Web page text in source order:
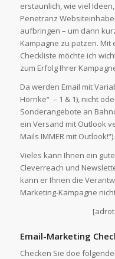
erstaunlich, wie viel
Penetranz
aufbringen – um dann
Kampagne zu patzen. Mit
Checkliste möchte ich
zum Erfolg Ihrer
Da werden Email mit
Hörnke“ – 1 & 1), nicht
Sonderangebote an
ein Versand mit Outlook
Mails IMMER mit Outlook!“).
Vieles kann Ihnen ein
Cleverreach und
kann er Ihnen die
Marketing-Kampagne
Email-Marketing
Checken Sie doe